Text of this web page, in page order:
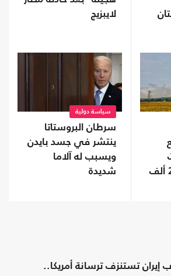
لايبزيج
وإجلاء أكثر من 20 ألف
سياسة دولية
سرطان البروستاتا
ينتشر في جسد بايدن
ويسبب له آلاما
شديدة
إيران تستنزف ترسانة أمريكا..